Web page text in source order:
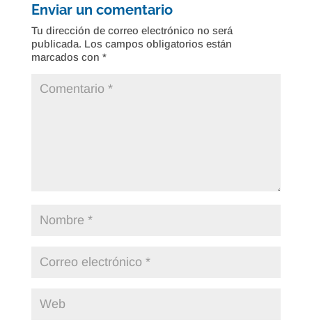
Enviar un comentario
Tu dirección de correo electrónico no será
publicada. Los campos obligatorios están
marcados con *